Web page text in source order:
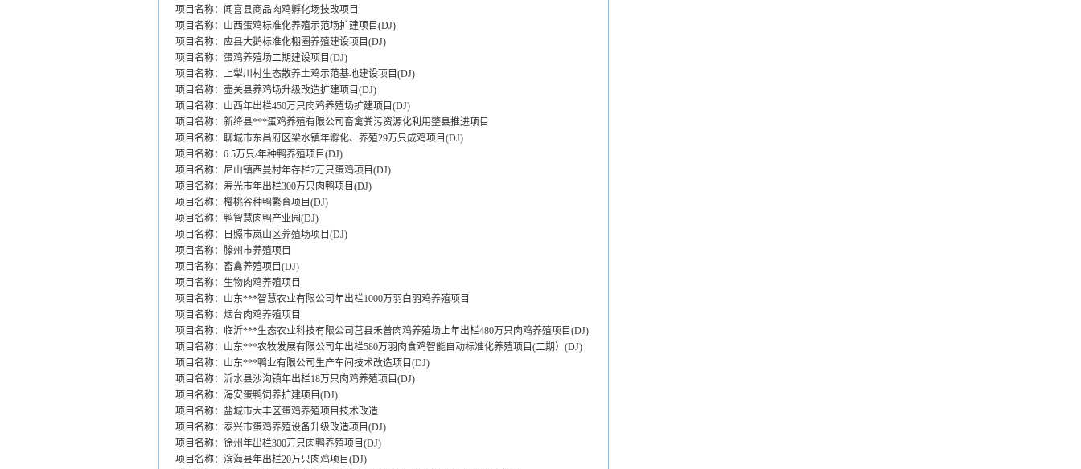
项目名称：闻喜县商品肉鸡孵化场技改项目
项目名称：山西蛋鸡标准化养殖示范场扩建项目(DJ)
项目名称：应县大鹅标准化棚圈养殖建设项目(DJ)
项目名称：蛋鸡养殖场二期建设项目(DJ)
项目名称：上犁川村生态散养土鸡示范基地建设项目(DJ)
项目名称：壶关县养鸡场升级改造扩建项目(DJ)
项目名称：山西年出栏450万只肉鸡养殖场扩建项目(DJ)
项目名称：新绛县***蛋鸡养殖有限公司畜禽粪污资源化利用整县推进项目
项目名称：聊城市东昌府区梁水镇年孵化、养殖29万只成鸡项目(DJ)
项目名称：6.5万只/年种鸭养殖项目(DJ)
项目名称：尼山镇西曼村年存栏7万只蛋鸡项目(DJ)
项目名称：寿光市年出栏300万只肉鸭项目(DJ)
项目名称：樱桃谷种鸭繁育项目(DJ)
项目名称：鸭智慧肉鸭产业园(DJ)
项目名称：日照市岚山区养殖场项目(DJ)
项目名称：滕州市养殖项目
项目名称：畜禽养殖项目(DJ)
项目名称：生物肉鸡养殖项目
项目名称：山东***智慧农业有限公司年出栏1000万羽白羽鸡养殖项目
项目名称：烟台肉鸡养殖项目
项目名称：临沂***生态农业科技有限公司莒县禾普肉鸡养殖场上年出栏480万只肉鸡养殖项目(DJ)
项目名称：山东***农牧发展有限公司年出栏580万羽肉食鸡智能自动标准化养殖项目(二期）(DJ)
项目名称：山东***鸭业有限公司生产车间技术改造项目(DJ)
项目名称：沂水县沙沟镇年出栏18万只肉鸡养殖项目(DJ)
项目名称：海安蛋鸭饲养扩建项目(DJ)
项目名称：盐城市大丰区蛋鸡养殖项目技术改造
项目名称：泰兴市蛋鸡养殖设备升级改造项目(DJ)
项目名称：徐州年出栏300万只肉鸭养殖项目(DJ)
项目名称：滨海县年出栏20万只肉鸡项目(DJ)